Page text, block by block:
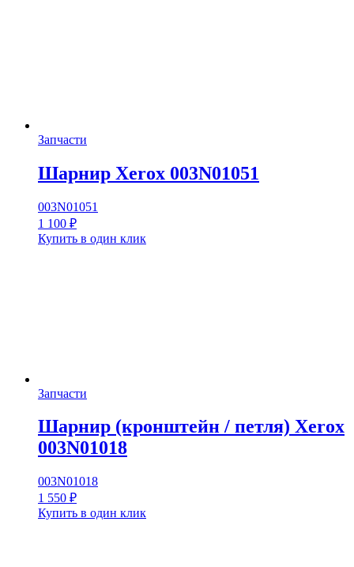
Запчасти
Шарнир Xerox 003N01051
003N01051
1 100 ₽
Купить в один клик
Запчасти
Шарнир (кронштейн / петля) Xerox
003N01018
003N01018
1 550 ₽
Купить в один клик